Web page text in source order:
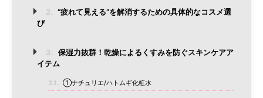
2.
“疲れて見える”を解消するための具体的なコスメ選
び
3.
保湿力抜群！乾燥によるくすみを防ぐスキンケアア
イテム
3.1. ①ナチュリエ/ハトムギ化粧水